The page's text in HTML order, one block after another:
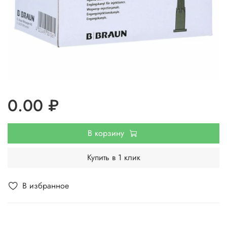
В избранное
0.00 ₽
В корзину
Купить в 1 клик